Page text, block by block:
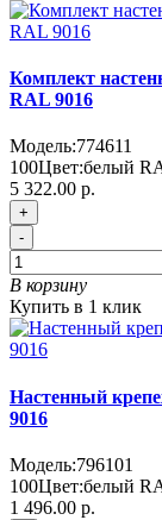
Комплект
RAL 9016
Модель:774611
100Цвет:белый
5 322.00 р.
+
-
В корзину
Купить в 1 клик
Настенный
9016
Модель:796101
100Цвет:белый
1 496.00 р.